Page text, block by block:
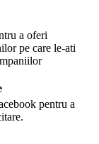
a oferi
pe care le-ati
pentru a